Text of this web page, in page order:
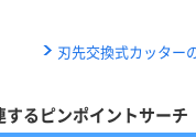
刃先交換式カッター
するピンポイントサーチ